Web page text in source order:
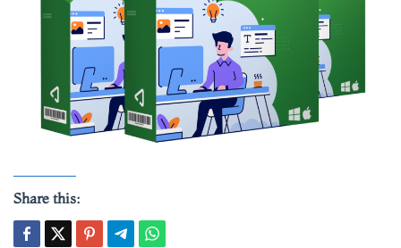
Share this: